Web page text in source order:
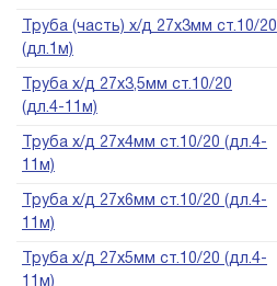
Труба (часть) х/д 27х3мм ст.10/20
(дл.1м)
Труба х/д 27х3,5мм ст.10/20
(дл.4-11м)
Труба х/д 27х4мм ст.10/20 (дл.4-
11м)
Труба х/д 27х6мм ст.10/20 (дл.4-
11м)
Труба х/д 27х5мм ст.10/20 (дл.4-
11м)